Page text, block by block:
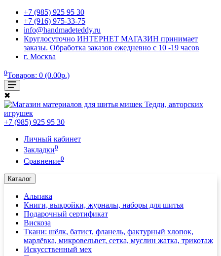
+7 (985) 925 95 30
+7 (916) 975-33-75
info@handmadeteddy.ru
Круглосуточно ИНТЕРНЕТ МАГАЗИН принимает
заказы. Обработка заказов ежедневно с 10 -19 часов
г. Москва
0Товаров: 0 (0.00р.)
✖
+7 (985) 925 95 30
Личный кабинет
Закладки0
Сравнение0
Каталог
Альпака
Книги, выкройки, журналы, наборы для шитья
Подарочный сертификат
Вискоза
Ткани: шёлк, батист, фланель, фактурный хлопок,
марлёвка, микровельвет, сетка, муслин жатка, трикотаж
Искусственный мех